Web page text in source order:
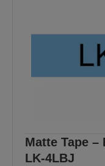
Matte Tape –
LK-4LBJ